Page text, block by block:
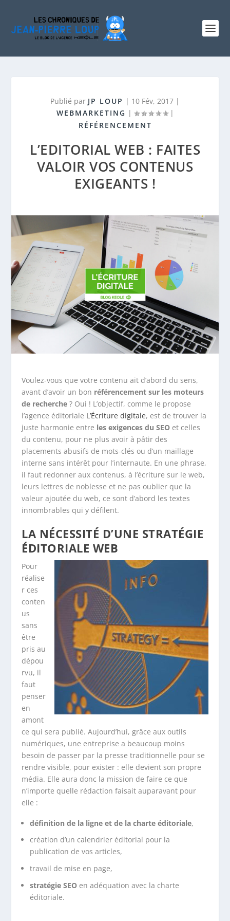
Publié par JP LOUP | 10 Fév, 2017 |
WEBMARKETING |
|
RÉFÉRENCEMENT
L’EDITORIAL WEB : FAITES
VALOIR VOS CONTENUS
EXIGEANTS !
Voulez-vous que votre contenu ait d’abord du sens,
avant d’avoir un bon référencement sur les moteurs
de recherche ? Oui ! L’objectif, comme le propose
l’agence éditoriale L’Écriture digitale, est de trouver la
juste harmonie entre les exigences du SEO et celles
du contenu, pour ne plus avoir à pâtir des
placements abusifs de mots-clés ou d’un maillage
interne sans intérêt pour l’internaute. En une phrase,
il faut redonner aux contenus, à l’écriture sur le web,
leurs lettres de noblesse et ne pas oublier que la
valeur ajoutée du web, ce sont d’abord les textes
innombrables qui y défilent.
LA NÉCESSITÉ D’UNE STRATÉGIE
ÉDITORIALE WEB
Pour
réalise
r ces
conten
us
sans
être
pris au
dépou
rvu, il
faut
penser
en
amont
ce qui sera publié. Aujourd’hui, grâce aux outils
numériques, une entreprise a beaucoup moins
besoin de passer par la presse traditionnelle pour se
rendre visible, pour exister : elle devient son propre
média. Elle aura donc la mission de faire ce que
n’importe quelle rédaction faisait auparavant pour
elle :
définition de la ligne et de la charte éditoriale,
création d’un calendrier éditorial pour la
publication de vos articles,
travail de mise en page,
stratégie SEO en adéquation avec la charte
éditoriale.